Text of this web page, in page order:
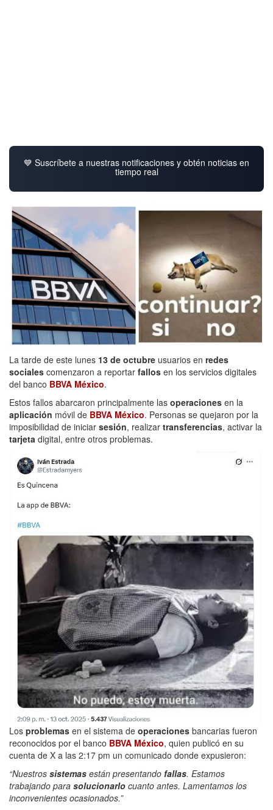
💙 Suscríbete a nuestras notificaciones y obtén noticias en
tiempo real
La tarde de este lunes 13 de octubre usuarios en redes
sociales comenzaron a reportar fallos en los servicios digitales
del banco BBVA México.
Estos fallos abarcaron principalmente las operaciones en la
aplicación móvil de BBVA México. Personas se quejaron por la
imposibilidad de iniciar sesión, realizar transferencias, activar la
tarjeta digital, entre otros problemas.
Los problemas en el sistema de operaciones bancarias fueron
reconocidos por el banco BBVA México, quien publicó en su
cuenta de X a las 2:17 pm un comunicado donde expusieron:
“Nuestros sistemas están presentando fallas. Estamos
trabajando para solucionarlo cuanto antes. Lamentamos los
inconvenientes ocasionados.”